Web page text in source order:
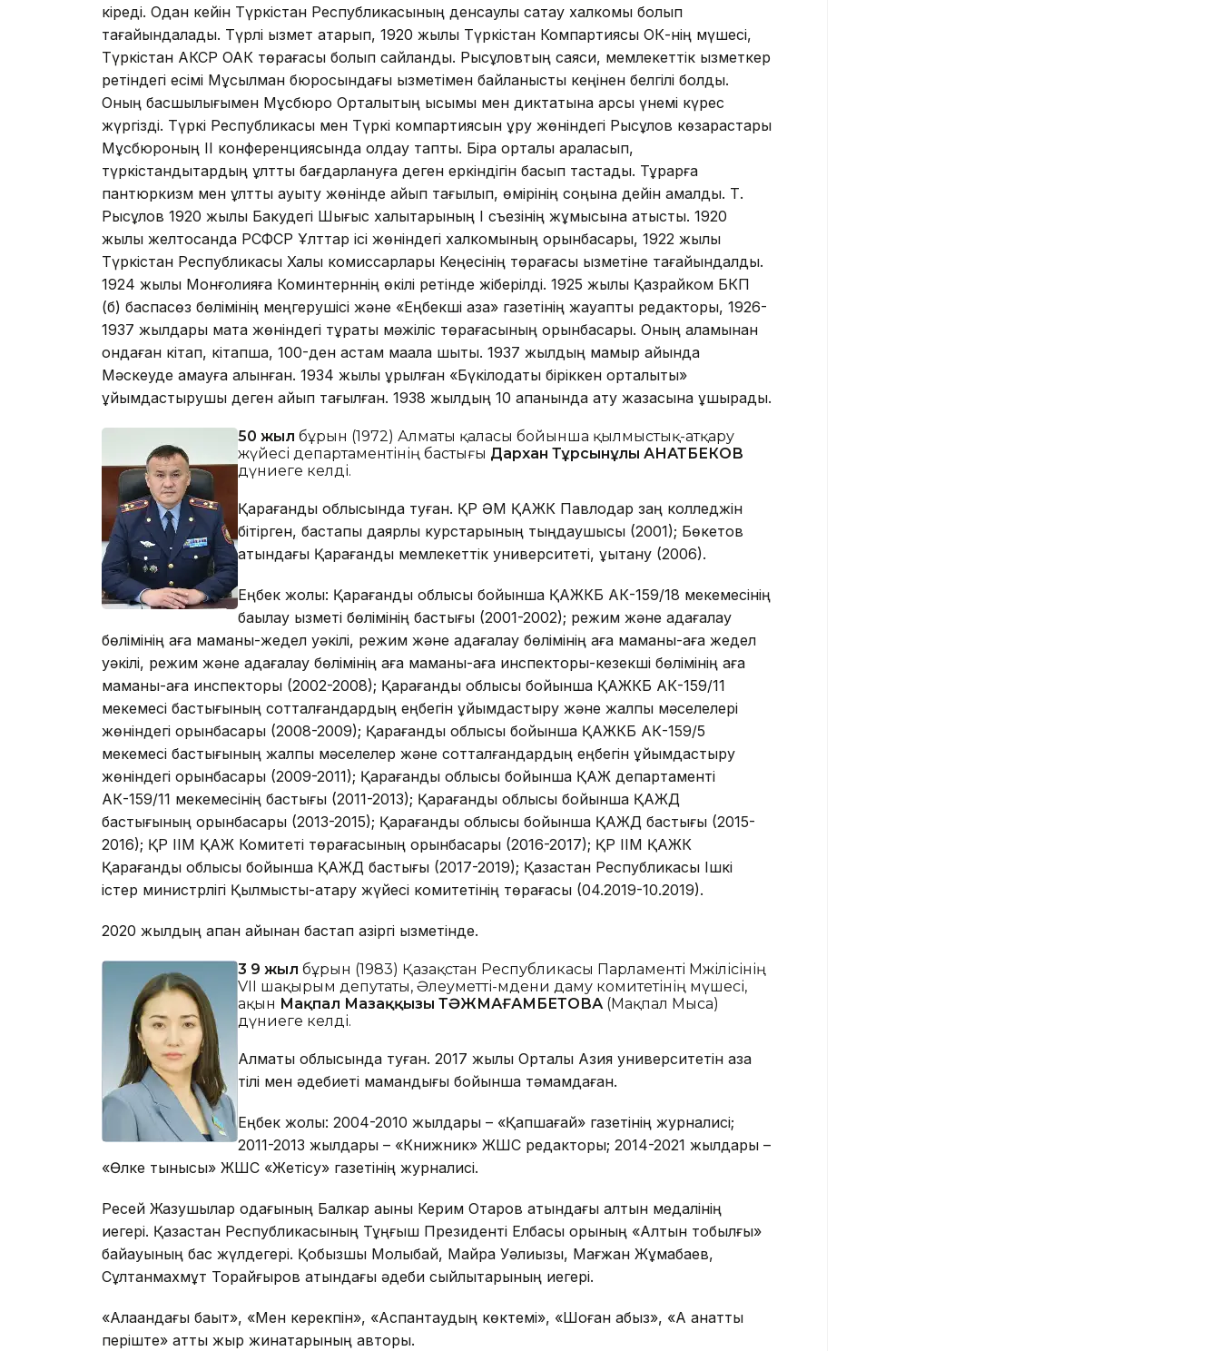
кіреді. Одан кейін Түркістан Республикасының денсаулық сақтау халкомы болып
тағайындалады. Түрлі қызмет атқарып, 1920 жылы Түркістан Компартиясы ОК-нің мүшесі,
Түркістан АКСР ОАК төрағасы болып сайланды. Рысқұловтың саяси, мемлекеттік қызметкер
ретіндегі есімі Мұсылман бюросындағы қызметімен байланысты кеңінен белгілі болды.
Оның басшылығымен Мұсбюро Орталықтың қысымы мен диктатына қарсы үнемі күрес
жүргізді. Түркі Республикасы мен Түркі компартиясын құру жөніндегі Рысқұлов көзқарастары
Мұсбюроның ІІ конференциясында қолдау тапты. Бірақ орталық араласып,
түркістандықтардың ұлттық бағдарлануға деген еркіндігін басып тастады. Тұрарға
пантюркизм мен ұлттық ауытқу жөнінде айып тағылып, өмірінің соңына дейін қамалды. Т.
Рысқұлов 1920 жылы Бакудегі Шығыс халықтарының І съезінің жұмысына қатысты. 1920
жылы желтоқсанда РСФСР Ұлттар ісі жөніндегі халкомының орынбасары, 1922 жылы
Түркістан Республикасы Халық комиссарлары Кеңесінің төрағасы қызметіне тағайындалды.
1924 жылы Монғолияға Коминтерннің өкілі ретінде жіберілді. 1925 жылы Қазрайком БКП
(б) баспасөз бөлімінің меңгерушісі және «Еңбекші қазақ» газетінің жауапты редакторы, 1926-
1937 жылдары мақта жөніндегі тұрақты мәжіліс төрағасының орынбасары. Оның қаламынан
ондаған кітап, кітапша, 100-ден астам мақала шықты. 1937 жылдың мамыр айында
Мәскеуде қамауға алынған. 1934 жылы құрылған «Бүкілодақтық біріккен орталықты»
ұйымдастырушы деген айып тағылған. 1938 жылдың 10 ақпанында ату жазасына ұшырады.
50 жыл бұрын (1972) Алматы қаласы бойынша қылмыстық-атқару
жүйесі департаментінің бастығы Дархан Тұрсынұлы ҚАНАТБЕКОВ
дүниеге келді.
Қарағанды облысында туған. ҚР ӘМ ҚАЖК Павлодар заң колледжін
бітірген, бастапқы даярлық курстарының тыңдаушысы (2001); Бөкетов
атындағы Қарағанды мемлекеттік университеті, құқықтану (2006).
Еңбек жолы: Қарағанды облысы бойынша ҚАЖКБ АК-159/18 мекемесінің
бақылау қызметі бөлімінің бастығы (2001-2002); режим және қадағалау
бөлімінің аға маманы-жедел уәкілі, режим және қадағалау бөлімінің аға маманы-аға жедел
уәкілі, режим және қадағалау бөлімінің аға маманы-аға инспекторы-кезекші бөлімінің аға
маманы-аға инспекторы (2002-2008); Қарағанды облысы бойынша ҚАЖКБ АК-159/11
мекемесі бастығының сотталғандардың еңбегін ұйымдастыру және жалпы мәселелері
жөніндегі орынбасары (2008-2009); Қарағанды облысы бойынша ҚАЖКБ АК-159/5
мекемесі бастығының жалпы мәселелер және сотталғандардың еңбегін ұйымдастыру
жөніндегі орынбасары (2009-2011); Қарағанды облысы бойынша ҚАЖ департаменті
АК-159/11 мекемесінің бастығы (2011-2013); Қарағанды облысы бойынша ҚАЖД
бастығының орынбасары (2013-2015); Қарағанды облысы бойынша ҚАЖД бастығы (2015-
2016); ҚР ІІМ ҚАЖ Комитеті төрағасының орынбасары (2016-2017); ҚР ІІМ ҚАЖК
Қарағанды облысы бойынша ҚАЖД бастығы (2017-2019); Қазақстан Республикасы Ішкі
істер министрлігі Қылмыстық-атқару жүйесі комитетінің төрағасы (04.2019-10.2019).
2020 жылдың ақпан айынан бастап қазіргі қызметінде.
3 9 жыл бұрын (1983) Қазақстан Республикасы Парламенті Мәжілісінің
VII шақырым депутаты, Әлеуметті-мәдени даму комитетінің мүшесі,
ақын Мақпал Мазаққызы ТӘЖМАҒАМБЕТОВА (Мақпал Мыса)
дүниеге келді.
Алматы облысында туған. 2017 жылы Орталық Азия университетін қазақ
тілі мен әдебиеті мамандығы бойынша тәмамдаған.
Еңбек жолы: 2004-2010 жылдары – «Қапшағай» газетінің журналисі;
2011-2013 жылдары – «Книжник» ЖШС редакторы; 2014-2021 жылдары –
«Өлке тынысы» ЖШС «Жетісу» газетінің журналисі.
Ресей Жазушылар одағының Балкар ақыны Керим Отаров атындағы алтын медалінің
иегері. Қазақстан Республикасының Тұңғыш Президенті Елбасы қорының «Алтын тобылғы»
байқауының бас жүлдегері. Қобызшы Молықбай, Майра Уәлиқызы, Мағжан Жұмабаев,
Сұлтанмахмұт Торайғыров атындағы әдеби сыйлықтарының иегері.
«Алақандағы бақыт», «Мен керекпін», «Аспантаудың көктемі», «Шоған абыз», «Ақ қанатты
періште» атты жыр жинақтарының авторы.